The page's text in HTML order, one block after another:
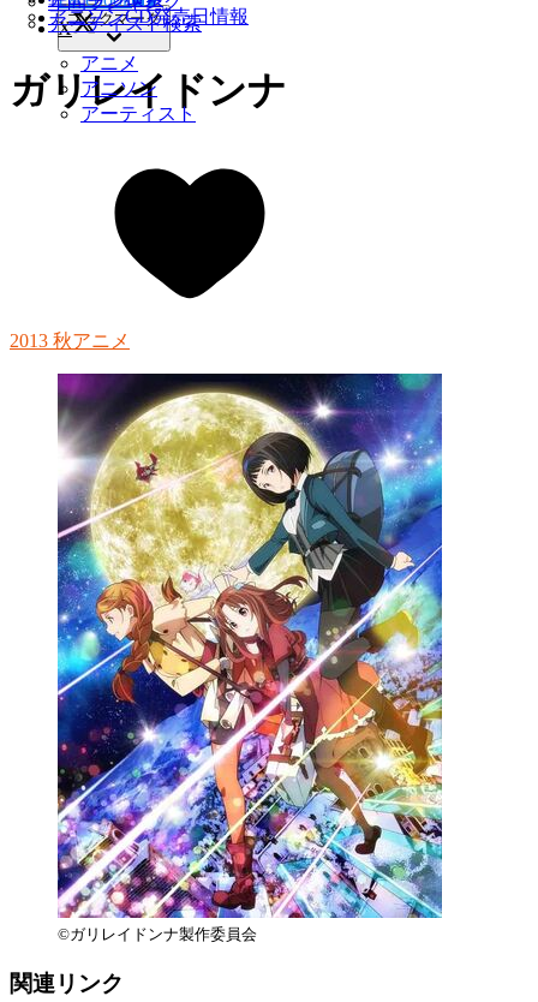
アーティスト検索
アニソンCD発売日情報
ブックマーク
アニメ
アニソン
アーティスト
X
ガリレイドンナ
2013 秋アニメ
©ガリレイドンナ製作委員会
関連リンク